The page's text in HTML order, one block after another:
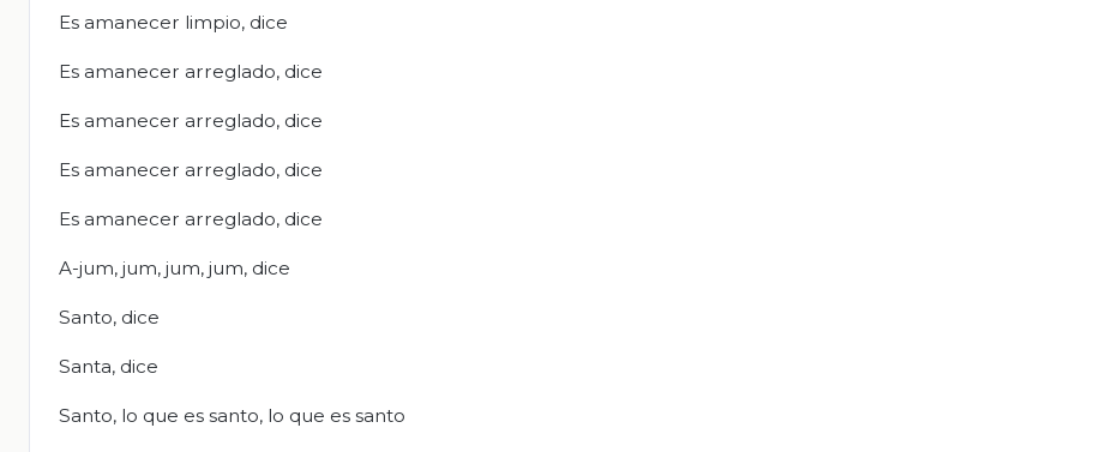
Es amanecer limpio, dice
Es amanecer arreglado, dice
Es amanecer arreglado, dice
Es amanecer arreglado, dice
Es amanecer arreglado, dice
A-jum, jum, jum, jum, dice
Santo, dice
Santa, dice
Santo, lo que es santo, lo que es santo